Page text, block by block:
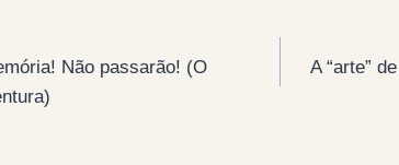
Não passarão! (O
A “arte”